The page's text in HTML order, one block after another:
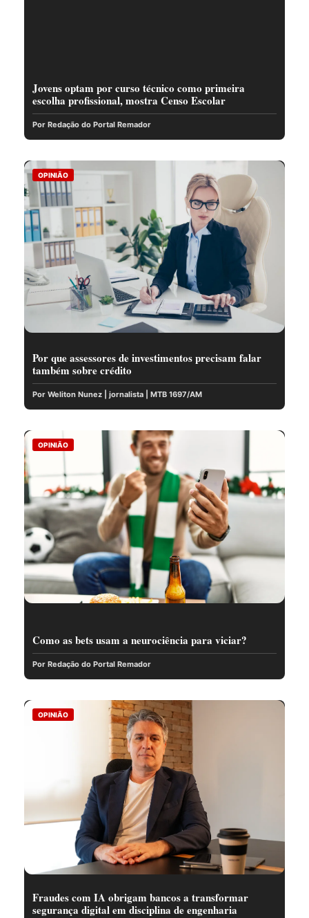
Jovens optam por curso técnico como primeira
escolha profissional, mostra Censo Escolar
Por Redação do Portal Remador
OPINIÃO
Por que assessores de investimentos precisam falar
também sobre crédito
Por Weliton Nunez | jornalista | MTB 1697/AM
OPINIÃO
Como as bets usam a neurociência para viciar?
Por Redação do Portal Remador
OPINIÃO
Fraudes com IA obrigam bancos a transformar
segurança digital em disciplina de engenharia